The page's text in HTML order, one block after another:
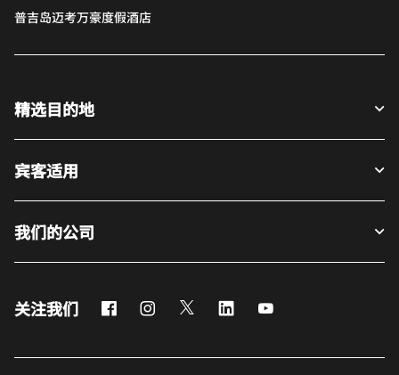
普吉岛迈考万豪度假酒店
精选目的地
宾客适用
我们的公司
关注我们 FacebookInstagram
Twitter LinkedIn